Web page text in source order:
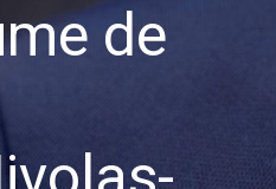
de